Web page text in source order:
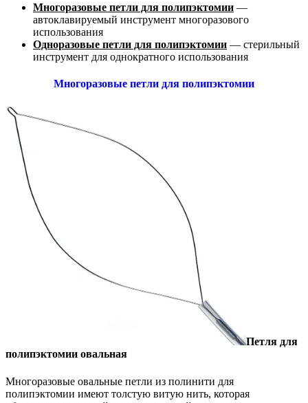
Многоразовые петли для полипэктомии —
автоклавируемый инструмент многоразового
использования
Одноразовые петли для полипэктомии — стерильный
инструмент для однократного использования
Многоразовые петли для полипэктомии
Петля для
полипэктомии овальная
Многоразовые овальные петли из полинити для
полипэктомии имеют толстую витую нить, которая